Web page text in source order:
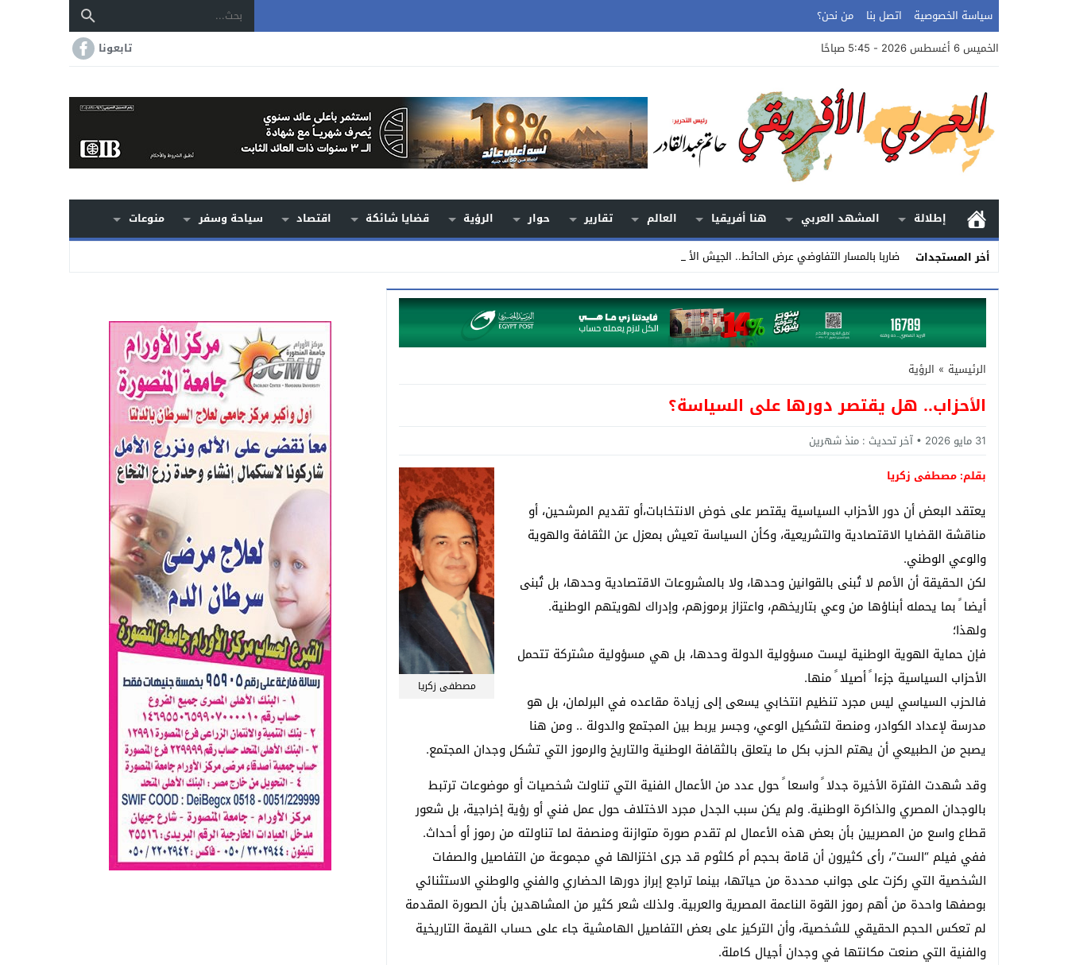
سياسة الخصوصية اتصل بنا
من نحن؟
الخميس 6 أغسطس 2026 - 5:45 صباحًا
تابعونا
إطلالة المشهد العربي هنا أفريقيا العالم تقارير حوار الرؤية قضايا شائكة اقتصاد سياحة وسفر
منوعات
أخر المستجدات
ضاربا بالمسار التفاوضي عرض الحائط.. الجيش الأسرائيلي ي_
Stop
Previous
Next
الرئيسية » الرؤية
الأحزاب.. هل يقتصر دورها على السياسة؟
31 مايو 2026 آخر تحديث : منذ شهرين
مصطفى زكريا
بقلم: مصطفى زكريا
يعتقد البعض أن دور الأحزاب السياسية يقتصر على خوض الانتخابات،أو تقديم المرشحين، أو
مناقشة القضايا الاقتصادية والتشريعية، وكأن السياسة تعيش بمعزل عن الثقافة والهوية
والوعي الوطني.
لكن الحقيقة أن الأمم لا تُبنى بالقوانين وحدها، ولا بالمشروعات الاقتصادية وحدها، بل تُبنى
أيضا ً بما يحمله أبناؤها من وعي بتاريخهم، واعتزاز برموزهم، وإدراك لهويتهم الوطنية.
ولهذا؛
فإن حماية الهوية الوطنية ليست مسؤولية الدولة وحدها، بل هي مسؤولية مشتركة تتحمل
الأحزاب السياسية جزءا ً أصيلا ً منها.
فالحزب السياسي ليس مجرد تنظيم انتخابي يسعى إلى زيادة مقاعده في البرلمان، بل هو
مدرسة لإعداد الكوادر، ومنصة لتشكيل الوعي، وجسر يربط بين المجتمع والدولة .. ومن هنا
يصبح من الطبيعي أن يهتم الحزب بكل ما يتعلق بالثقافة الوطنية والتاريخ والرموز التي تشكل وجدان المجتمع.
وقد شهدت الفترة الأخيرة جدلا ً واسعا ً حول عدد من الأعمال الفنية التي تناولت شخصيات أو موضوعات ترتبط
بالوجدان المصري والذاكرة الوطنية. ولم يكن سبب الجدل مجرد الاختلاف حول عمل فني أو رؤية إخراجية، بل شعور
قطاع واسع من المصريين بأن بعض هذه الأعمال لم تقدم صورة متوازنة ومنصفة لما تناولته من رموز أو أحداث.
ففي فيلم “الست”، رأى كثيرون أن قامة بحجم أم كلثوم قد جرى اختزالها في مجموعة من التفاصيل والصفات
الشخصية التي ركزت على جوانب محددة من حياتها، بينما تراجع إبراز دورها الحضاري والفني والوطني الاستثنائي
بوصفها واحدة من أهم رموز القوة الناعمة المصرية والعربية. ولذلك شعر كثير من المشاهدين بأن الصورة المقدمة
لم تعكس الحجم الحقيقي للشخصية، وأن التركيز على بعض التفاصيل الهامشية جاء على حساب القيمة التاريخية
والفنية التي صنعت مكانتها في وجدان أجيال كاملة.